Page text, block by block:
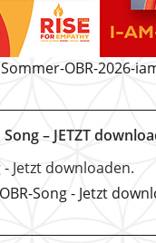
Sommer-OBR-2026-
– JETZT
OBR-Song - Jetzt